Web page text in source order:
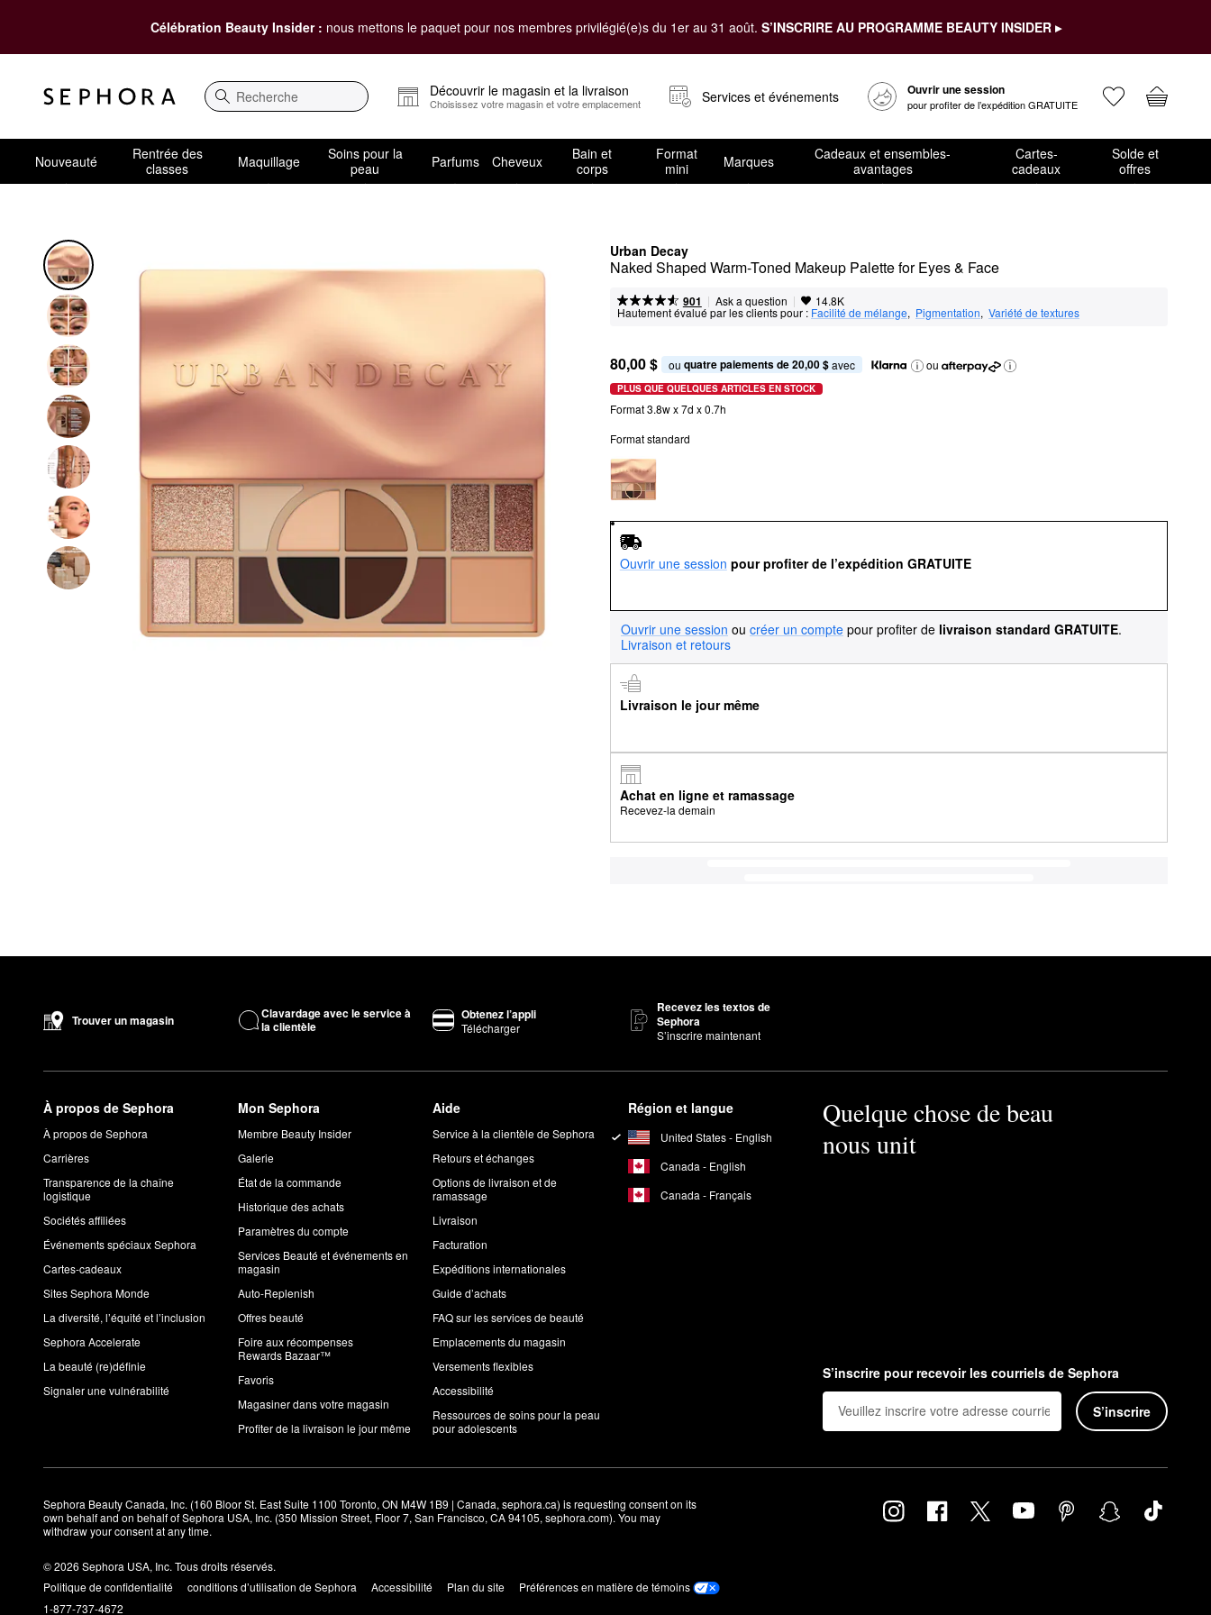
Célébration Beauty Insider : nous mettons le paquet pour nos membres privilégié(e)s du 1er au 31 août. S’INSCRIRE AU PROGRAMME BEAUTY INSIDER ▸
Recherche
Découvrir le magasin et la livraison
Choisissez votre magasin et votre emplacement Services et événements Ouvrir une session
pour profiter de l’expédition GRATUITE
Nouveauté
Rentrée des
classes
Maquillage
Soins pour la
peau
Parfums Cheveux
Bain et
corps
Format
mini
Marques
Cadeaux et ensembles-
avantages
Cartes-
cadeaux
Solde et
offres
Urban Decay
Naked Shaped Warm-Toned Makeup Palette for Eyes & Face
901 | Ask a question | 14.8K
Hautement évalué par les clients pour : Facilité de mélange, Pigmentation, Variété de textures
80,00 $ ou quatre paiements de 20,00 $ avec ou
PLUS QUE QUELQUES ARTICLES EN STOCK
Format 3.8w x 7d x 0.7h
Format standard
Ouvrir une session pour profiter de l’expédition GRATUITE
Ouvrir une session ou créer un compte pour profiter de livraison standard GRATUITE.
Livraison et retours
Livraison le jour même
Achat en ligne et ramassage
Recevez-la demain
Trouver un magasin
Clavardage avec le service à
la clientèle
Obtenez l’appli
Télécharger
Recevez les textos de
Sephora
S’inscrire maintenant
À propos de Sephora
À propos de Sephora
Carrières
Transparence de la chaîne
logistique
Sociétés affiliées
Événements spéciaux Sephora
Cartes-cadeaux
Sites Sephora Monde
La diversité, l’équité et l’inclusion
Sephora Accelerate
La beauté (re)définie
Signaler une vulnérabilité
Mon Sephora
Membre Beauty Insider
Galerie
État de la commande
Historique des achats
Paramètres du compte
Services Beauté et événements en
magasin
Auto-Replenish
Offres beauté
Foire aux récompenses
Rewards Bazaar™
Favoris
Magasiner dans votre magasin
Profiter de la livraison le jour même
Aide
Service à la clientèle de Sephora
Retours et échanges
Options de livraison et de
ramassage
Livraison
Facturation
Expéditions internationales
Guide d’achats
FAQ sur les services de beauté
Emplacements du magasin
Versements flexibles
Accessibilité
Ressources de soins pour la peau
pour adolescents
Région et langue
United States - English
Canada - English
Canada - Français
Quelque chose de beau
nous unit
S’inscrire pour recevoir les courriels de Sephora
S’inscrire
Sephora Beauty Canada, Inc. (160 Bloor St. East Suite 1100 Toronto, ON M4W 1B9 | Canada, sephora.ca) is requesting consent on its
own behalf and on behalf of Sephora USA, Inc. (350 Mission Street, Floor 7, San Francisco, CA 94105, sephora.com). You may
withdraw your consent at any time.
© 2026 Sephora USA, Inc. Tous droits réservés.
Politique de confidentialité
conditions d’utilisation de Sephora Accessibilité Plan du site
Préférences en matière de témoins
1-877-737-4672